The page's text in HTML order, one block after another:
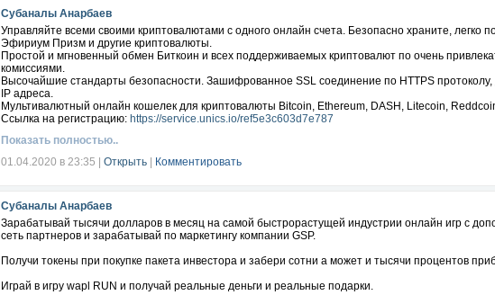
Субаналы Анарбаев
Управляйте всеми своими криптовалютами с одного онлайн счета. Безопасно храните, легко
Эфириум Призм и другие криптовалюты.
Простой и мгновенный обмен Биткоин и всех поддерживаемых криптовалют по очень
комиссиями.
Высочайшие стандарты безопасности. Зашифрованное SSL соединение по HTTPS
IP адреса.
Мультивалютный онлайн кошелек для криптовалюты Bitcoin, Ethereum, DASH, Litecoin,
Ссылка на регистрацию: https://service.unics.io/ref5e3c603d7e787
Показать полностью..
01.04.2020 в 23:35
Открыть Комментировать
Субаналы Анарбаев
Зарабатывай тысячи долларов в месяц на самой быстрорастущей индустрии онлайн игр с
сеть партнеров и зарабатывай по маркетингу компании GSP.
Получи токены при покупке пакета инвестора и забери сотни а может и тысячи процентов
Играй в игру wapl RUN и получай реальные деньги и реальные подарки.